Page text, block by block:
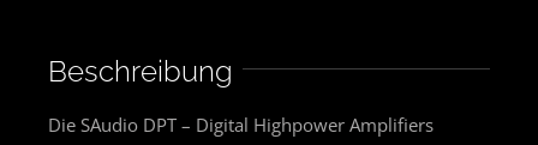
Beschreibung
Die SAudio DPT – Digital Highpower Amplifiers